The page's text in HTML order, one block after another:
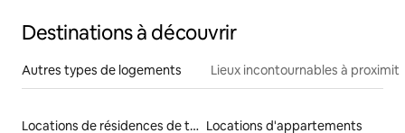
Destinations à découvrir
Autres types de logements Lieux incontournables à
Locations de résidences de tourisme Locations d'appartements